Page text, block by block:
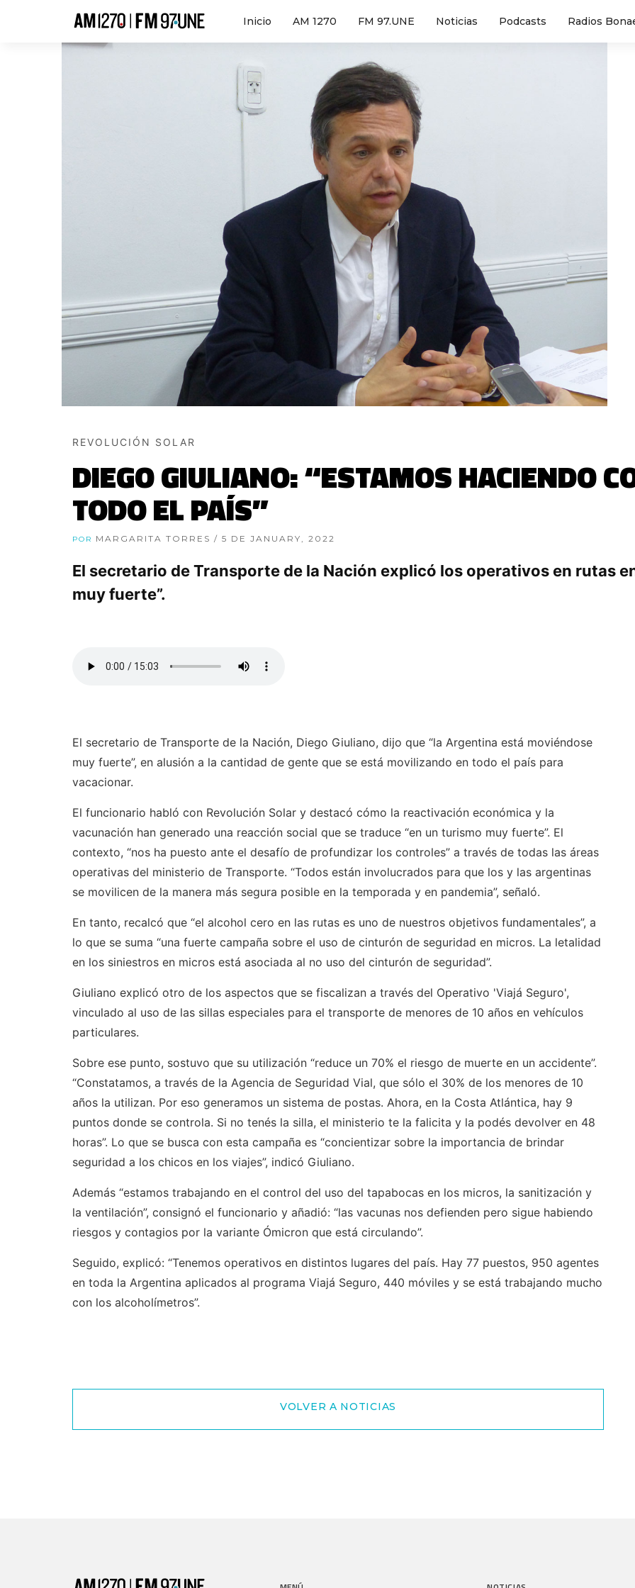
Inicio AM 1270 FM 97.UNE Noticias Podcasts Radios
REVOLUCIÓN SOLAR
DIEGO GIULIANO: “ESTAMOS HACIENDO
TODO EL PAÍS”
POR MARGARITA TORRES / 5 DE JANUARY, 2022
El secretario de Transporte de la Nación explicó los operativos en rutas
muy fuerte”.
El secretario de Transporte de la Nación, Diego Giuliano, dijo que “la Argentina está moviéndose
muy fuerte”, en alusión a la cantidad de gente que se está movilizando en todo el país para
vacacionar.
El funcionario habló con Revolución Solar y destacó cómo la reactivación económica y la
vacunación han generado una reacción social que se traduce “en un turismo muy fuerte”. El
contexto, “nos ha puesto ante el desafío de profundizar los controles” a través de todas las áreas
operativas del ministerio de Transporte. “Todos están involucrados para que los y las argentinas
se movilicen de la manera más segura posible en la temporada y en pandemia”, señaló.
En tanto, recalcó que “el alcohol cero en las rutas es uno de nuestros objetivos fundamentales”, a
lo que se suma “una fuerte campaña sobre el uso de cinturón de seguridad en micros. La letalidad
en los siniestros en micros está asociada al no uso del cinturón de seguridad”.
Giuliano explicó otro de los aspectos que se fiscalizan a través del Operativo 'Viajá Seguro',
vinculado al uso de las sillas especiales para el transporte de menores de 10 años en vehículos
particulares.
Sobre ese punto, sostuvo que su utilización “reduce un 70% el riesgo de muerte en un accidente”.
“Constatamos, a través de la Agencia de Seguridad Vial, que sólo el 30% de los menores de 10
años la utilizan. Por eso generamos un sistema de postas. Ahora, en la Costa Atlántica, hay 9
puntos donde se controla. Si no tenés la silla, el ministerio te la falicita y la podés devolver en 48
horas”. Lo que se busca con esta campaña es “concientizar sobre la importancia de brindar
seguridad a los chicos en los viajes”, indicó Giuliano.
Además “estamos trabajando en el control del uso del tapabocas en los micros, la sanitización y
la ventilación”, consignó el funcionario y añadió: “las vacunas nos defienden pero sigue habiendo
riesgos y contagios por la variante Ómicron que está circulando”.
Seguido, explicó: “Tenemos operativos en distintos lugares del país. Hay 77 puestos, 950 agentes
en toda la Argentina aplicados al programa Viajá Seguro, 440 móviles y se está trabajando mucho
con los alcoholímetros”.
VOLVER A NOTICIAS